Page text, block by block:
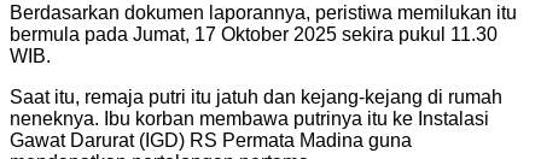
Berdasarkan dokumen laporannya, peristiwa memilukan itu
bermula pada Jumat, 17 Oktober 2025 sekira pukul 11.30
WIB.
Saat itu, remaja putri itu jatuh dan kejang-kejang di rumah
neneknya. Ibu korban membawa putrinya itu ke Instalasi
Gawat Darurat (IGD) RS Permata Madina guna